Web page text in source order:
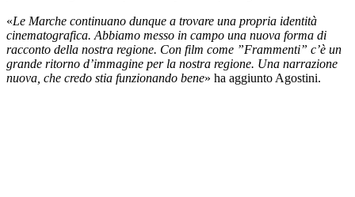
«Le Marche continuano dunque a trovare una propria identità
cinematografica. Abbiamo messo in campo una nuova forma di
racconto della nostra regione. Con film come ”Frammenti” c’è un
grande ritorno d’immagine per la nostra regione. Una narrazione
nuova, che credo stia funzionando bene» ha aggiunto Agostini.